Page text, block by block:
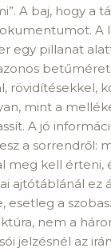
A baj, hogy a
A
egy pillanat
rövidítésekkel,
mint a
A jó
a sorrendről:
meg kell érteni,
ajtótáblánál ez
esetleg a
nem a
jelzésnél az